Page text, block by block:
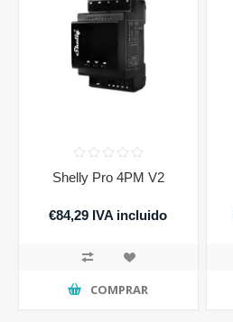
Shelly Pro 4PM V2
€84,29 IVA incluido
COMPRAR